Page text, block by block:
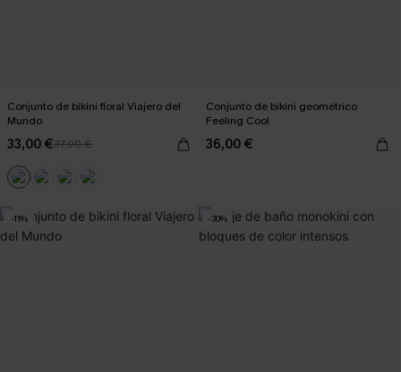
Conjunto de bikini floral Viajero del
Mundo
33,00 €37,00 €
Conjunto de bikini geométrico
Feeling Cool
36,00 €
-11% -30%